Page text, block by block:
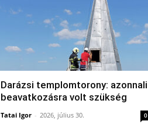
Darázsi templomtorony: azonnali
beavatkozásra volt szükség
Tatai Igor - 2026, július 30. 0